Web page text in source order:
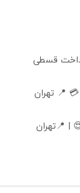
قسطی
📍 تهران
| 📍تهران